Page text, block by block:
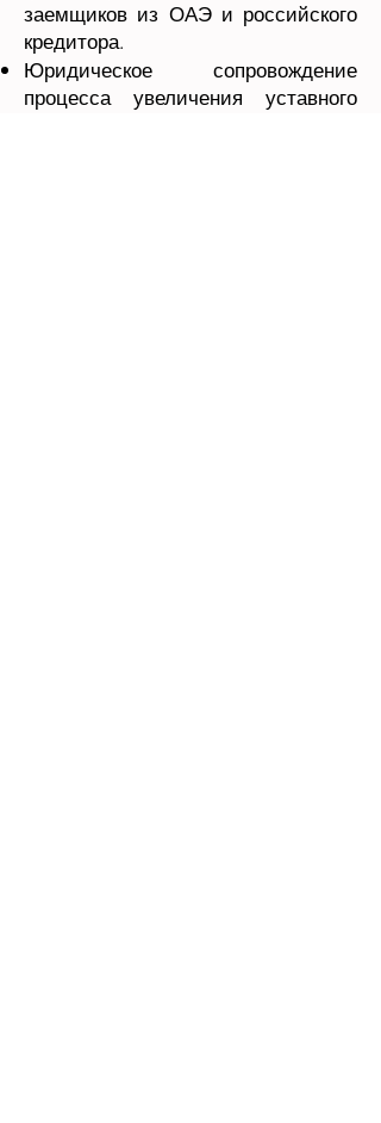
заемщиков из ОАЭ и российского
кредитора.
Юридическое сопровождение
процесса увеличения уставного